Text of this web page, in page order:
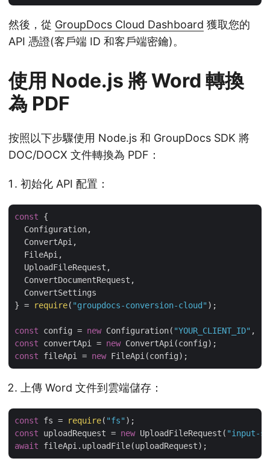
然後，從 GroupDocs Cloud Dashboard 獲取您的
API 憑證(客戶端 ID 和客戶端密鑰)。
使用 Node.js 將 Word 轉換
為 PDF
按照以下步驟使用 Node.js 和 GroupDocs SDK 將
DOC/DOCX 文件轉換為 PDF：
初始化 API 配置：
const {
  Configuration,
  ConvertApi,
  FileApi,
  UploadFileRequest,
  ConvertDocumentRequest,
  ConvertSettings
} =
require( "groupdocs-conversion-cloud" );
const config = new Configuration( "YOUR_CLIENT_ID" ,
const convertApi = new
const fileApi = new
上傳 Word 文件到雲端儲存：
const fs = require( "fs"
const uploadRequest = new UploadFileRequest( "input-
await